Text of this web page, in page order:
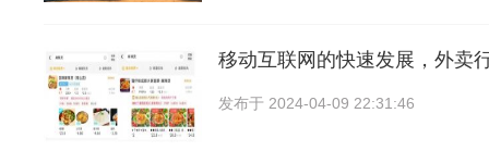
移动互联网的快速发展，外卖
发布于 2024-04-09 22:31:46